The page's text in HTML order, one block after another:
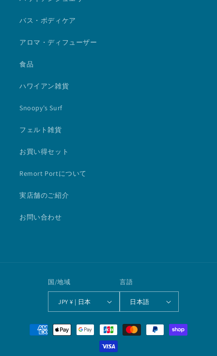
バス・ボディケア
アロマ・ディフューザー
食品
ハワイアン雑貨
Snoopy's Surf
フェルト雑貨
お買い得セット
Remort Portについて
実店舗のご紹介
お問い合わせ
国/地域
JPY ¥ | 日本
言語
日本語